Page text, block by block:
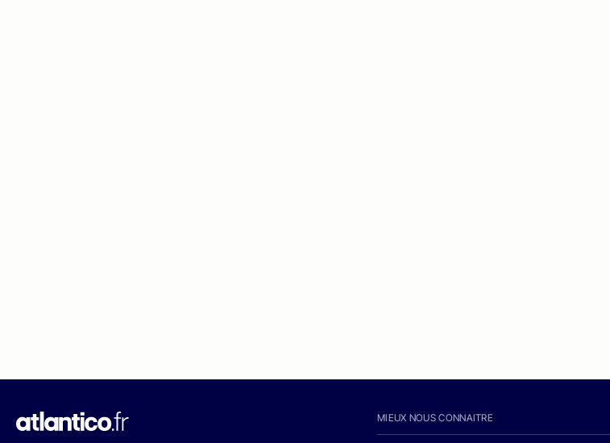
MIEUX NOUS CONNAITRE